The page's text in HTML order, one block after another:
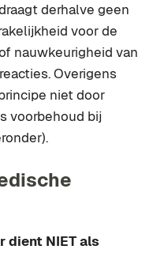
derhalve geen
voor de
nauwkeurigheid van
Overigens
niet door
voorbehoud bij
dient NIET als